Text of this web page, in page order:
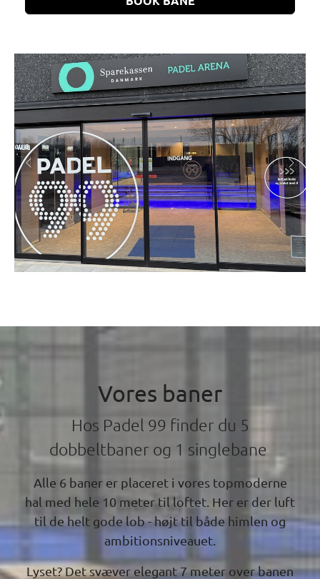
Previous Next
Vores baner
dobbeltbaner og 1 singlebane
Alle 6 baner er placeret i vores topmoderne
hal med hele 10 meter til loftet. Her er der luft
til de helt gode lob - højt til både himlen og
ambitionsniveauet.
Lyset? Det svæver elegant 7 meter over banen
på en specialbygget 10x20 meter ramme, der
ikke bare ser godt ud – det løfter hele
spiloplevelsen. Resultatet er krystalklar